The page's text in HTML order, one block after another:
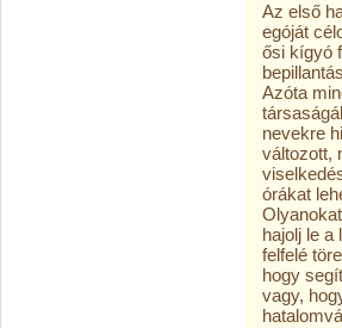
Az első
egóját
ősi kígyó
Azóta
nevekre
változott,
órákat
hajolj le a
felfelé
hogy
vagy,